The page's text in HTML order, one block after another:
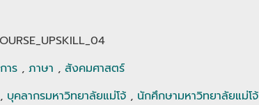
าร , ภาษา , สังคมศาสตร์
, บุคลากรมหาวิทยาลัยแม่โจ้ , นักศึกษามหาวิทยาลัยแม่โจ้